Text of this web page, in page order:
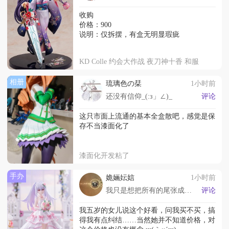
收购
价格：900
说明：仅拆摆，有盒无明显瑕疵
KD Colle 约会大作战 夜刀神十香 和服
相册 琉璃色の栞
1小时前
还没有信仰_(:з」∠)_
评论
这只市面上流通的基本全盒散吧，感觉是保
存不当漆面化了
漆面化开发粘了
手办 姽婳妘娮
1小时前
我只是想把所有的尾张成品都买下来而已🥺
评论
我五岁的女儿说这个好看，问我买不买，搞
得我有点纠结……当然她并不知道价格，对